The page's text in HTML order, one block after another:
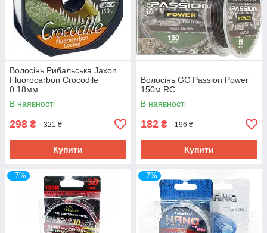
На постійній основі у нас діють знижки на
різні групи товарів від 5 до 30%. Більше про
акційні пропозиції ви можете дізнатися у
наших менеджерів.
Як купити рибальську волосінь у
DailyFishing?
Волосінь Рибальська Jaxon
Fluorocarbon Crocodile
0.18мм
В наявності
298 ₴ 321 ₴
Купити
Волосінь GC Passion Power
150м RC
В наявності
182 ₴ 196 ₴
Купити
–7% –7%